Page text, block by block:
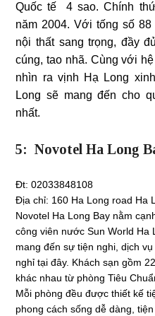
Quốc tế 4 sao. Chính
năm 2004. Với tống số
nội thất sang trọng, đầy
cúng, tao nhã. Cùng với
nhìn ra vịnh Hạ Long
Long sẽ mang đến cho
nhất.
5: Novotel Ha Long
Đt: 02033848108
Địa chỉ: 160 Ha Long road Ha
Novotel Ha Long Bay nằm
công viên nước Sun World Ha
mang đến sự tiện nghi, dịch
nghỉ tại đây. Khách sạn gồm
khác nhau từ phòng Tiêu
Mỗi phòng đều được thiết kế
phong cách sống dễ dàng,